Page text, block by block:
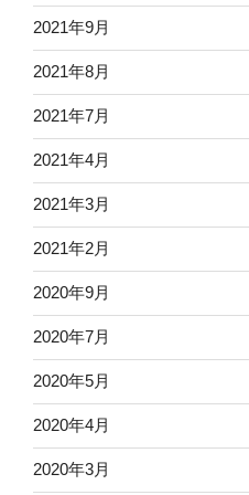
2021年9月
2021年8月
2021年7月
2021年4月
2021年3月
2021年2月
2020年9月
2020年7月
2020年5月
2020年4月
2020年3月